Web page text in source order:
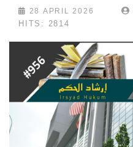
28 APRIL 2026
HITS: 2814